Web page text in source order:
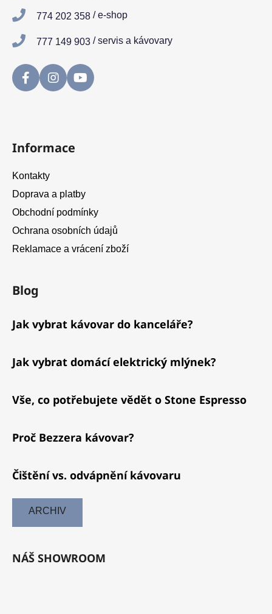
774 202 358 / e-shop
777 149 903 / servis a kávovary
Informace
Kontakty
Doprava a platby
Obchodní podmínky
Ochrana osobních údajů
Reklamace a vrácení zboží
Blog
Jak vybrat kávovar do kanceláře?
Jak vybrat domácí elektrický mlýnek?
Vše, co potřebujete vědět o Stone Espresso
Proč Bezzera kávovar?
Čištění vs. odvápnění kávovaru
ARCHIV
NÁŠ SHOWROOM